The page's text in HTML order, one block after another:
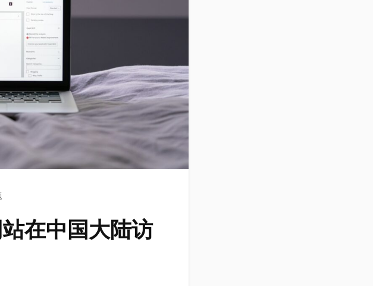
在中国大陆访